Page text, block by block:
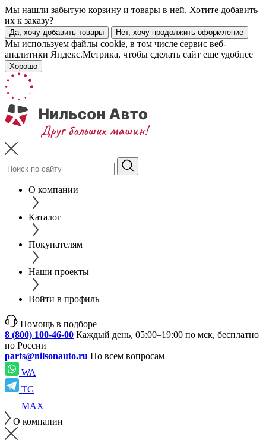
Мы нашли забытую корзину и товары в ней. Хотите добавить
их к заказу?
Да, хочу добавить товары Нет, хочу продолжить оформление
Мы используем файлы cookie, в том числе сервис веб-
аналитики Яндекс.Метрика, чтобы сделать сайт еще удобнее
Хорошо
О компании
Каталог
Покупателям
Наши проекты
Войти в профиль
Помощь в подборе
8 (800) 100-46-00 Каждый день, 05:00–19:00 по мск, бесплатно
по России
parts@nilsonauto.ru По всем вопросам
WA
TG
MAX
О компании